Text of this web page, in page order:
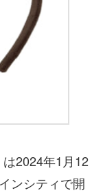
は2024年1月12
ンシティで開